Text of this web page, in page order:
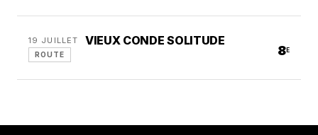
19 JUILLET VIEUX CONDE SOLITUDE
ROUTE 8E